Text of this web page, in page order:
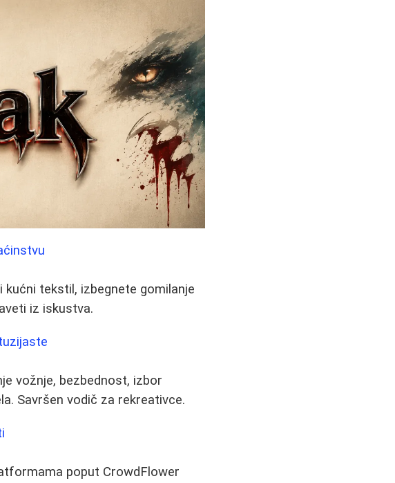
tekstil, izbegnete gomilanje
iz iskustva.
vožnje, bezbednost, izbor
Savršen vodič za rekreativce.
poput CrowdFlower